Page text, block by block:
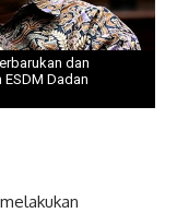
dan
Dadan